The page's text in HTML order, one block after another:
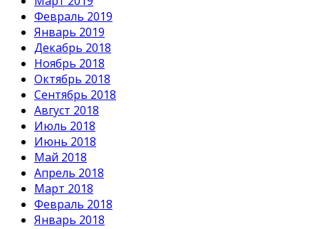
Февраль 2019
Январь 2019
Декабрь 2018
Ноябрь 2018
Октябрь 2018
Сентябрь 2018
Август 2018
Июль 2018
Июнь 2018
Май 2018
Апрель 2018
Март 2018
Февраль 2018
Январь 2018